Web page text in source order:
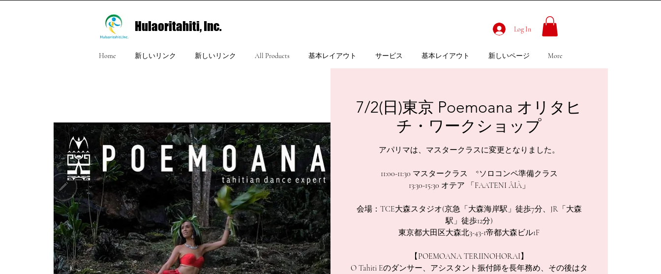
Hulaoritahiti, Inc. Log In
Home 新しいリンク 新しいリンク All Products 基本レイアウト サービス 基本レイアウト 新しいページ More
7/2(日)東京 Poemoana オリタヒ
チ・ワークショップ
アパリマは、マスタークラスに変更となりました。
11:00-11:30 マスタークラス *ソロコンペ準備クラス
13:30-15:30 オテア 「FAATENI ÂIÀ」
会場：TCE大森スタジオ(京急「大森海岸駅」徒歩7分、JR「大森
駅」徒歩12分)
東京都大田区大森北3-43-1帝都大森ビル1F
【POEMOANA TERIINOHORAI】
O Tahiti Eのダンサー、アシスタント振付師を長年務め、その後はタ